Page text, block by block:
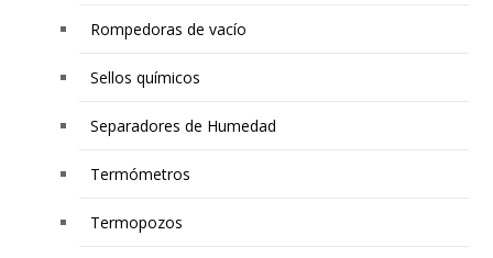
Rompedoras de vacío
Sellos químicos
Separadores de Humedad
Termómetros
Termopozos